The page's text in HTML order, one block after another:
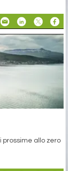
prossime allo zero